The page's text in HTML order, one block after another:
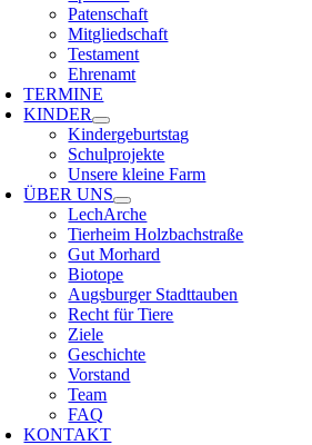
Patenschaft
Mitgliedschaft
Testament
Ehrenamt
TERMINE
KINDER
Kindergeburtstag
Schulprojekte
Unsere kleine Farm
ÜBER UNS
LechArche
Tierheim Holzbachstraße
Gut Morhard
Biotope
Augsburger Stadttauben
Recht für Tiere
Ziele
Geschichte
Vorstand
Team
FAQ
KONTAKT